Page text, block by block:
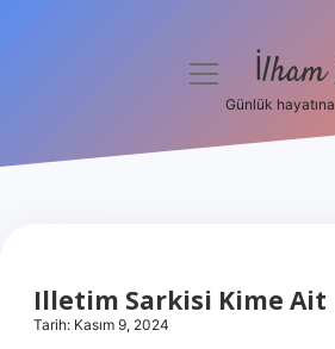
Hakkımızda
menüyü
Günlük
Illetim Sarkisi Kime Ait
Tarih: Kasım 9, 2024